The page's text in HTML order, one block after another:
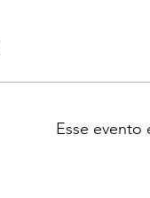
Esse evento